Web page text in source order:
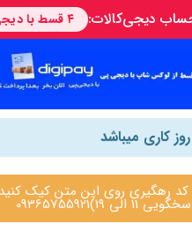
کد رهگیری روی این متن کیک
11 الی 19)09365755921